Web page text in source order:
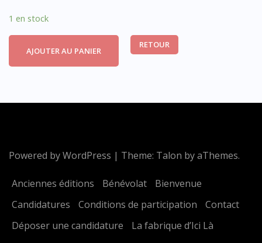
1 en stock
AJOUTER AU PANIER
RETOUR
Powered by WordPress | Theme: Talon by aThemes.
Anciennes éditions Bénévolat
Bienvenue
Candidatures
Conditions de participation
Contact
Déposer une candidature
La fabrique d’Ici Là